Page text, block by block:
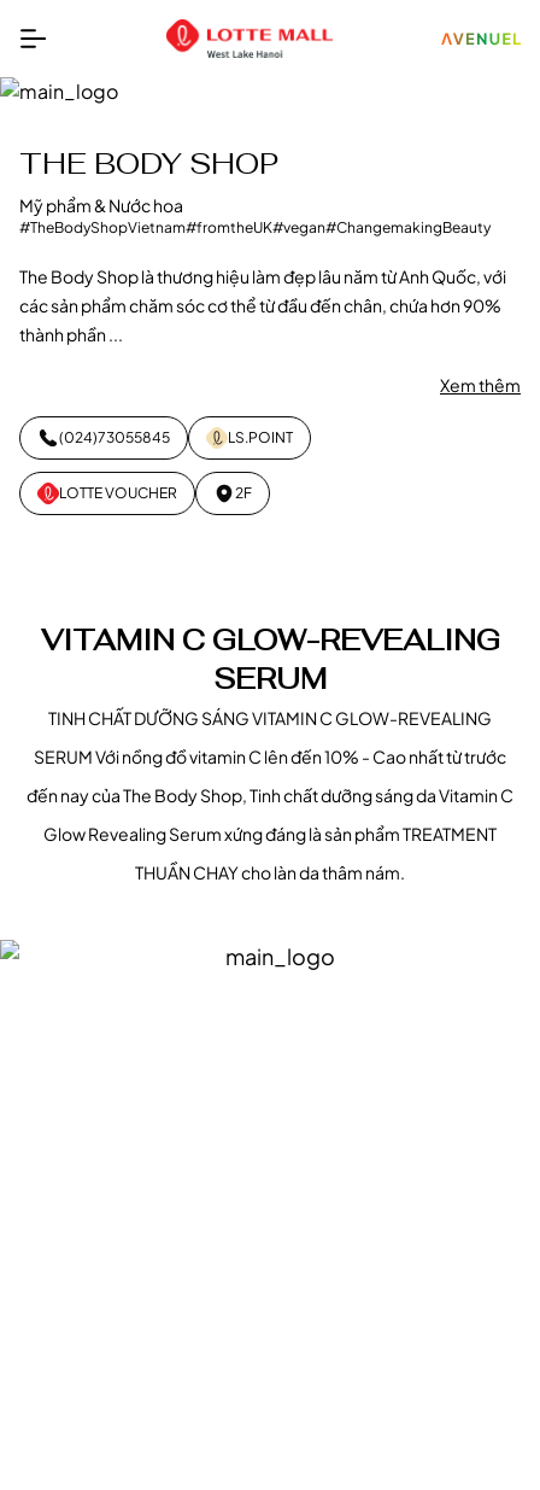
THE BODY SHOP
Mỹ phẩm & Nước hoa
#TheBodyShopVietnam#fromtheUK#vegan#ChangemakingBeauty
The Body Shop là thương hiệu làm đẹp lâu năm từ Anh Quốc, với
các sản phẩm chăm sóc cơ thể từ đầu đến chân, chứa hơn 90%
thành phần ...
Xem thêm
(024)73055845 LS.POINT
LOTTE VOUCHER 2F
VITAMIN C GLOW-REVEALING
SERUM
TINH CHẤT DƯỠNG SÁNG VITAMIN C GLOW-REVEALING
SERUM Với nồng đồ vitamin C lên đến 10% - Cao nhất từ trước
đến nay của The Body Shop, Tinh chất dưỡng sáng da Vitamin C
Glow Revealing Serum xứng đáng là sản phẩm TREATMENT
THUẦN CHAY cho làn da thâm nám.